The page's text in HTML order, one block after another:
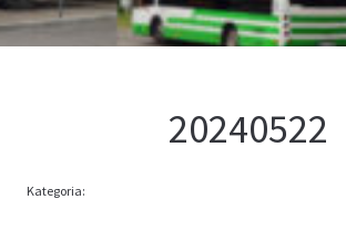
Oferta
20240522
Kategoria: